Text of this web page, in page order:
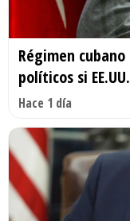
Régimen
políticos si
Hace 1 día